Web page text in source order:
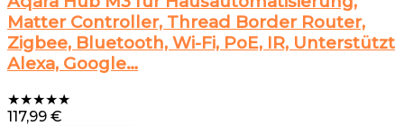
Matter Controller, Thread Border Router,
Zigbee, Bluetooth, Wi-Fi, PoE, IR, Unterstützt
Alexa, Google…
★★★★★
117,99 €